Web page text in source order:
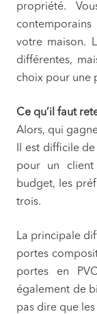
propriété.
votre maison.
différentes,
choix pour une
Ce qu’il faut
Alors, qui
Il est difficile
pour un
budget, les
trois.
La principale
portes
portes en
également de
pas dire que